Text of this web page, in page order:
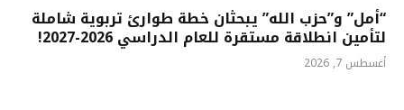
“أمل” و”حزب الله” يبحثان خطة طوارئ تربوية شاملة
لتأمين انطلاقة مستقرة للعام الدراسي 2026-2027!
أغسطس 7, 2026